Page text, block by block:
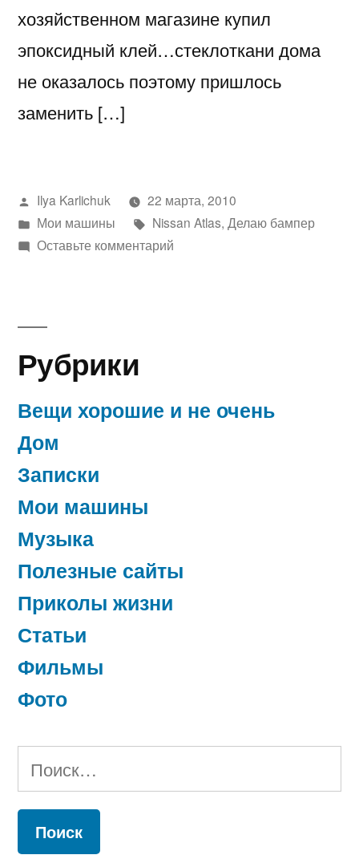
хозяйственном магазине купил
эпоксидный клей…стеклоткани дома
не оказалось поэтому пришлось
заменить […]
Написано
автором
Ilya Karlichuk
22 марта, 2010
Написано
в
Мои машины Метки:
Nissan Atlas, Делаю бампер
Оставьте комментарийк
Рубрики
Вещи хорошие и не очень
Дом
Записки
Мои машины
Музыка
Полезные сайты
Приколы жизни
Статьи
Фильмы
Фото
Найти: